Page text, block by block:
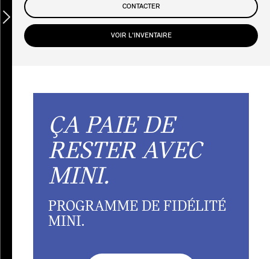
CONTACTER
VOIR L'INVENTAIRE
ÇA PAIE DE
RESTER AVEC
MINI.
PROGRAMME DE FIDÉLITÉ
MINI.